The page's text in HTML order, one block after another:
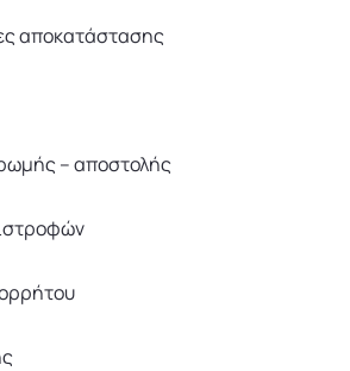
αποκατάστασης
– αποστολής